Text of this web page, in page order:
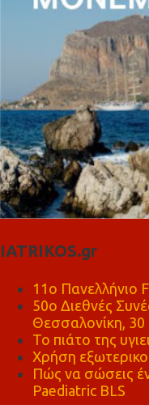
IATRIKOS.gr
11ο Πανελλήνιο
50ο Διεθνές
Θεσσαλονίκη, 30
Το πιάτο της
Χρήση
Πώς να σώσεις
Paediatric BLS